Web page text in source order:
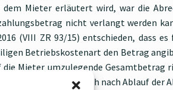
Mieter erläutert wird, war die
nicht verlangt werden
(VIII ZR 93/15) entschieden, dass
Betriebskostenart den Betrag
Mieter umzulegende Gesamtbetrag
Abrechnung auch nach Ablauf der